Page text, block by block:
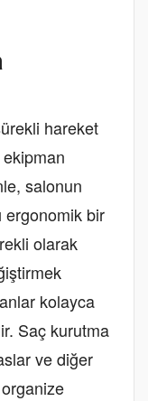
hareket
salonun
ergonomik bir
olarak
kolayca
Saç kurutma
ve diğer